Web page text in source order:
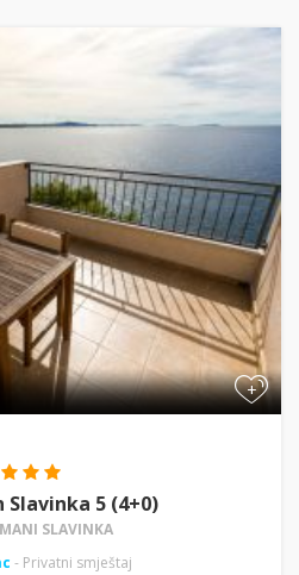
+
5 (4+0)
SLAVINKA
- Privatni smještaj